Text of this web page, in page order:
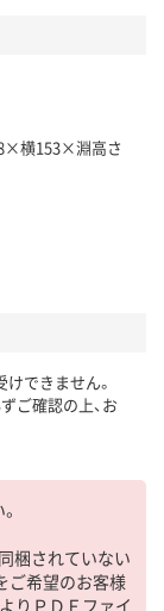
横153×淵高さ
できません。
ずご確認の上、お
梱されていない
ご希望のお客様
りＰＤＦファイ